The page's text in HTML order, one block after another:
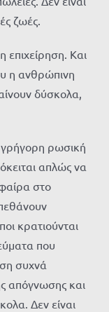
ζωές.
επιχείρηση. Και
η ανθρώπινη
δύσκολα,
γρήγορη ρωσική
απλώς να
στο
κρατιούνται
που
συχνά
απόγνωσης και
Δεν είναι